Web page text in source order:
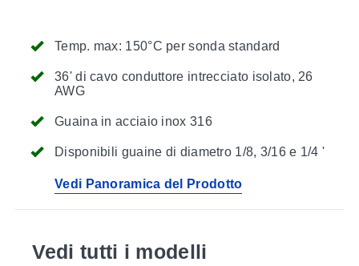
Temp. max: 150°C per sonda standard
36' di cavo conduttore intrecciato isolato, 26
AWG
Guaina in acciaio inox 316
Disponibili guaine di diametro 1/8, 3/16 e 1/4 '
Vedi Panoramica del Prodotto
Vedi tutti i modelli